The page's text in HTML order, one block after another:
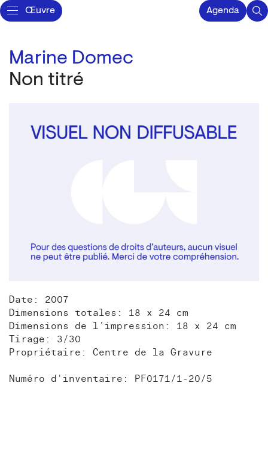
Œuvre Agenda
Marine Domec
Non titré
Date: 2007
Dimensions totales: 18 x 24 cm
Dimensions de l’impression: 18 x 24 cm
Tirage: 3/30
Propriétaire: Centre de la Gravure
Numéro d'inventaire: PF0171/1-20/5